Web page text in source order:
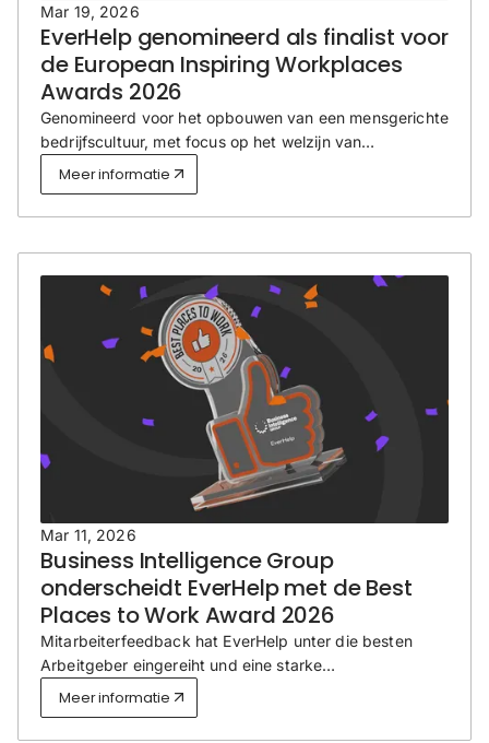
Mar 19, 2026
EverHelp genomineerd als finalist voor
de European Inspiring Workplaces
Awards 2026
Genomineerd voor het opbouwen van een mensgerichte
bedrijfscultuur, met focus op het welzijn van
medewerkers, retentie en schaalbare teamontwikkeling
binnen wereldwijde organisaties.
Meer informatie
Mar 11, 2026
Business Intelligence Group
onderscheidt EverHelp met de Best
Places to Work Award 2026
Mitarbeiterfeedback hat EverHelp unter die besten
Arbeitgeber eingereiht und eine starke
Unternehmenskultur hervorgehoben, die parallel zum
rasanten Unternehmenswachstum aufgebaut wurde.
Meer informatie